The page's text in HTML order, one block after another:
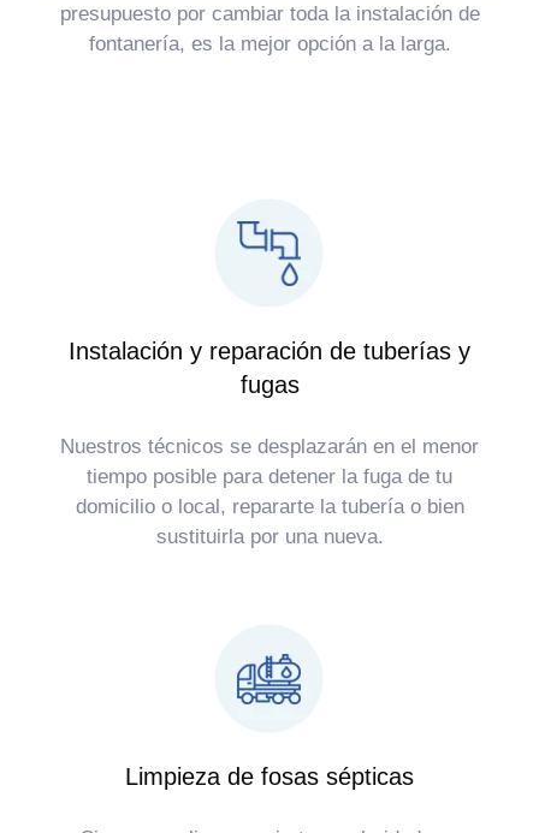
presupuesto por cambiar toda la instalación de
fontanería, es la mejor opción a la larga.
Instalación y reparación de tuberías y
fugas
Nuestros técnicos se desplazarán en el menor
tiempo posible para detener la fuga de tu
domicilio o local, repararte la tubería o bien
sustituirla por una nueva.
Limpieza de fosas sépticas